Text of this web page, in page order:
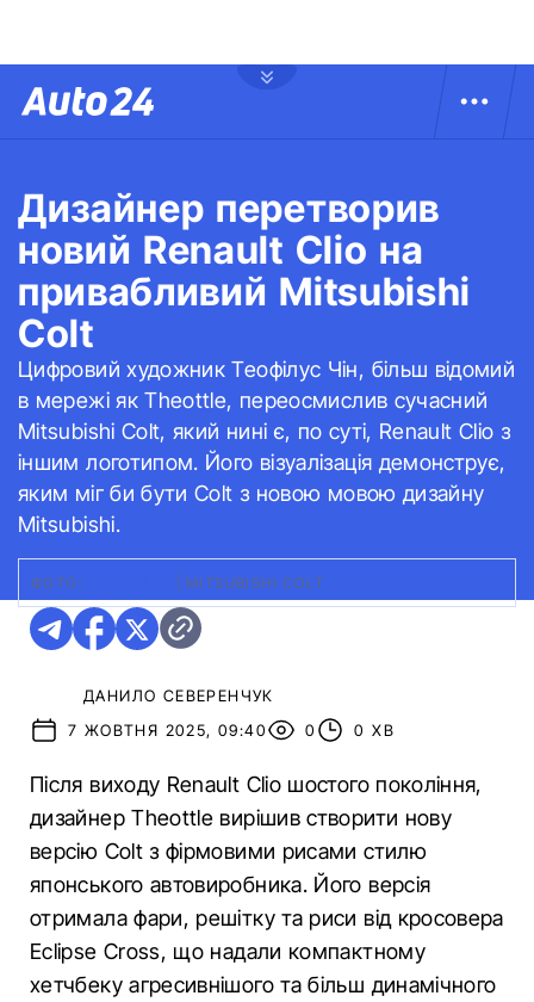
Дизайнер перетворив
новий Renault Clio на
привабливий Mitsubishi
Colt
Цифровий художник Теофілус Чін, більш відомий
в мережі як Theottle, переосмислив сучасний
Mitsubishi Colt, який нині є, по суті, Renault Clio з
іншим логотипом. Його візуалізація демонструє,
яким міг би бути Colt з новою мовою дизайну
Mitsubishi.
ФОТО: MITSUBISHI COLT
ДАНИЛО СЕВЕРЕНЧУК
7 ЖОВТНЯ 2025, 09:40
0 0 ХВ
Після виходу Renault Clio шостого покоління,
дизайнер Theottle вирішив створити нову
версію Colt з фірмовими рисами стилю
японського автовиробника. Його версія
отримала фари, решітку та риси від кросовера
Eclipse Cross, що надали компактному
хетчбеку агресивнішого та більш динамічного